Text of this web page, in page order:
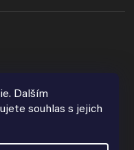
Dalším
souhlas s jejich